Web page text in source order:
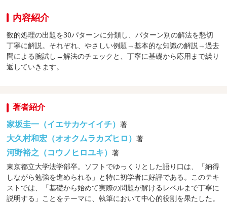
内容紹介
数的処理の出題を30パターンに分類し、パターン別の解法を懇切
丁寧に解説。それぞれ、やさしい例題→基本的な知識の解説→過去
問による腕試し→解法のチェックと、丁寧に基礎から応用まで繰り
返していきます。
著者紹介
家坂圭一（イエサカケイイチ）著
大久村和宏（オオクムラカズヒロ）著
河野裕之（コウノヒロユキ）著
東京都立大学法学部卒。ソフトでゆっくりとした語り口は、「納得
しながら勉強を進められる」と特に初学者に好評である。このテキ
ストでは、「基礎から始めて実際の問題が解けるレベルまで丁寧に
説明する」ことをテーマに、執筆において中心的役割を果たした。